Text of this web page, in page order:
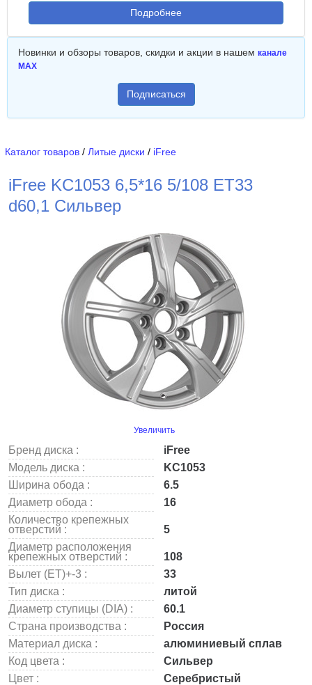
Подробнее
Новинки и обзоры товаров, скидки и акции в нашем канале
MAX
Подписаться
Каталог товаров / Литые диски / iFree
iFree KC1053 6,5*16 5/108 ET33
d60,1 Сильвер
Увеличить
Бренд диска :
iFree
Модель диска :
KC1053
Ширина обода :
6.5
Диаметр обода :
16
Количество крепежных
отверстий :
5
Диаметр расположения
крепежных отверстий :
108
Вылет (ET)+-3 :
33
Тип диска :
литой
Диаметр ступицы (DIA) :
60.1
Страна производства :
Россия
Материал диска :
алюминиевый сплав
Код цвета :
Сильвер
Цвет :
Серебристый